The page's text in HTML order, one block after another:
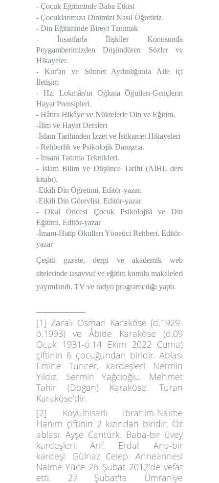
- Çocuk Eğitiminde Baba Etkisi
- Çocuklarımıza Dinimizi Nasıl Öğretiriz
- Din Eğitiminde Bireyi Tanımak
- İnsanlarla İlişkiler Konusunda
Peygamberimizden Düşündüren Sözler ve
Hikayeler.
- Kur'an ve Sünnet Aydınlığında Aile içi
İletişim
- Hz. Lokmân'ın Oğluna Öğütleri-Gençlerin
Hayat Prensipleri.
- Hâtıra Hikâye ve Nüktelerle Din ve Eğitim.
-İlim ve Hayat Dersleri
-İslam Tarihinden İzzet ve İstikamet Hikayeleri
- Rehberlik ve Psikolojik Danışma.
- İnsanı Tanıma Teknikleri.
- İslam Bilim ve Düşünce Tarihi (AİHL ders
kitabı).
-Etkili Din Öğretimi. Editör-yazar.
-Etkili Din Görevlisi. Editör-yazar
-Okul Öncesi Çocuk Psikolojisi ve Din
Eğitimi. Editör-yazar
-İmam-Hatip Okulları Yönetici Rehberi. Editör-
yazar
Çeşitli gazete, dergi ve akademik web
sitelerinde tasavvuf ve eğitim konulu makaleleri
yayımlandı. TV ve radyo programcılığı yaptı.
[1] Zaralı Osman Karaköse (d.1929-
ö.1993) ve Âbide Karaköse (d.09
Ocak 1931-ö.14 Ekim 2022 Cuma)
çiftinin 6 çocuğundan biridir. Ablası
Emine Tuncer, kardeşleri Nermin
Yıldız, Sermin Yağcıoğlu, Mehmet
Tahir (Doğan) Karaköse, Turan
Karaköse’dir.
[2] Koyulhisarlı İbrahim-Naime
Hanım çiftinin 2 kızından biridir. Öz
ablası: Ayşe Cantürk. Baba-bir üvey
kardeşleri: Arif, Erdal. Ana-bir
kardeşi: Gülnaz Celep. Anneannesi
Naime Yüce 26 Şubat 2012'de vefat
etti. 27 Şubat'ta Ümraniye